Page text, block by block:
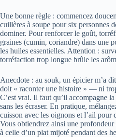
Une bonne règle : commencez
cuillères à soupe pour six personnes
dominer. Pour renforcer le goût,
graines (cumin, coriandre) dans une
les huiles essentielles. Attention :
torréfaction trop longue brûle les
Anecdote : au souk, un épicier m’a
doit « raconter une histoire » — ni
C’est vrai. Il faut qu’il accompagne
sans les écraser. En pratique,
cuisson avec les oignons et l’ail pour
Vous obtiendrez ainsi une
à celle d’un plat mijoté pendant des